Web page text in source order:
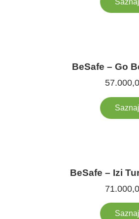
BeSafe – Go
BeSafe – Izi